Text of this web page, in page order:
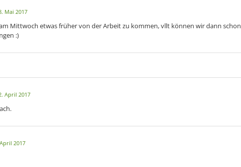
Mai 2017
Mittwoch etwas früher von der Arbeit zu kommen, vllt können wir dann schon
:)
April 2017
2017